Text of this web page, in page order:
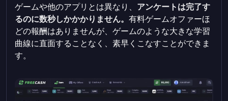
ゲームや他のアプリとは異なり、 アンケートは完了す
るのに数秒しかかかりません。有料ゲームオファーほ
どの報酬はありませんが、ゲームのような大きな学習
曲線に直面することなく、素早くこなすことができま
す。